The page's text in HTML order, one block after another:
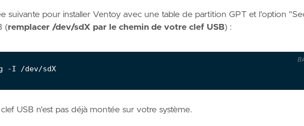
suivante pour installer Ventoy avec une table de partition GPT et l'option
(remplacer /dev/sdX par le chemin de votre clef USB) :
USB n'est pas déjà montée sur votre système.